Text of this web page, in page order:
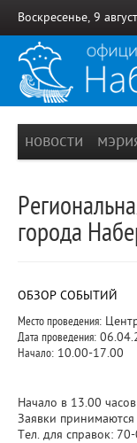
Воскресенье, 9
новости
города
ОБЗОР СОБЫТИЙ
Место проведения:
Дата проведения:
Начало: 10.00-17.00
Начало в 13.00
Заявки
Тел. для справок: